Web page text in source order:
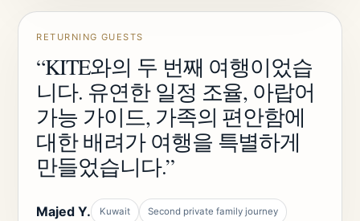
RETURNING GUESTS
“KITE와의 두 번째 여행이었습
니다. 유연한 일정 조율, 아랍어
가능 가이드, 가족의 편안함에
대한 배려가 여행을 특별하게
만들었습니다.”
Majed Y. Kuwait Second private family journey